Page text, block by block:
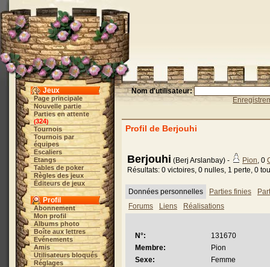
Jeux
Page principale
Nouvelle partie
Parties en attente
(324)
Tournois
Tournois par
équipes
Escaliers
Etangs
Tables de poker
Règles des jeux
Éditeurs de jeux
Profil
Abonnement
Mon profil
Albums photo
Boîte aux lettres
Evénements
Amis
Utilisateurs bloqués
Réglages
Nom d'utilisateur:
Profil de Berjouhi
Berjouhi (Berj Arslanbay) - Pion, 0
Résultats: 0 victoires, 0 nulles, 1 perte, 0
Données personnelles Parties finies
Forums
Liens Réalisations
N°:
131670
Membre:
Pion
Sexe:
Femme